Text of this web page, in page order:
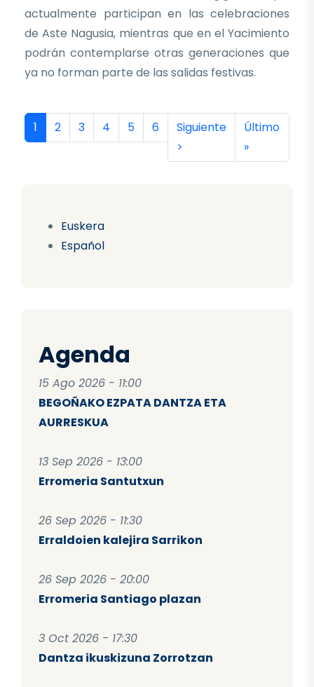
Euskera
Español
Agenda
15 Ago 2026 - 11:00
BEGOÑAKO EZPATA DANTZA ETA
AURRESKUA
13 Sep 2026 - 13:00
Erromeria Santutxun
26 Sep 2026 - 11:30
Erraldoien kalejira Sarrikon
26 Sep 2026 - 20:00
Erromeria Santiago plazan
3 Oct 2026 - 17:30
Dantza ikuskizuna Zorrotzan
actualmente participan en las celebraciones
de Aste Nagusia, mientras que en el Yacimiento
podrán contemplarse otras generaciones que
ya no forman parte de las salidas festivas.
Paginación
Página actual
1 Página
2 Página
3 Página
4 Página
5 Página
6 Siguiente página
Siguiente
>
Última
Último
»